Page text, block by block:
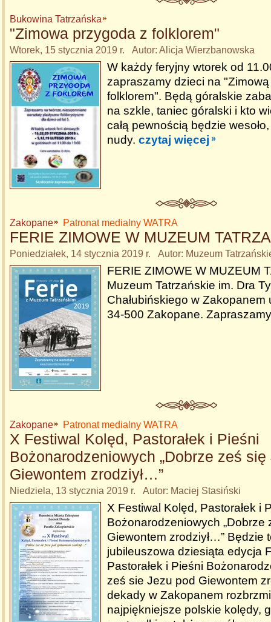
Bukowina Tatrzańska
"Zimowa przygoda z folklorem"
Wtorek, 15 stycznia 2019 r. Autor: Alicja Wierzbanowska
W każdy feryjny wtorek od
zapraszamy dzieci na
folklorem". Będą góralskie
na szkle, taniec góralski i kto
całą pewnością będzie
nudy. czytaj więcej
Zakopane Patronat medialny WATRA
FERIE ZIMOWE W MUZEUM
Poniedziałek, 14 stycznia 2019 r. Autor: Muzeum
FERIE ZIMOWE W MUZEUM
Muzeum Tatrzańskie im. Dra
Chałubińskiego w Zakopanem
34-500 Zakopane.
Zakopane Patronat medialny WATRA
X Festiwal Kolęd, Pastorałek i Pieśni
Bożonarodzeniowych „Dobrze ześ
Giewontem zrodziył…”
Niedziela, 13 stycznia 2019 r. Autor: Maciej Stasiński
X Festiwal Kolęd, Pastorałek i
Bożonarodzeniowych „Dobrze
Giewontem zrodziył…” Będzie
jubileuszowa dziesiąta edycja
Pastorałek i Pieśni
ześ sie Jezu pod Giewontem
dekady w Zakopanem
najpiękniejsze polskie kolędy,